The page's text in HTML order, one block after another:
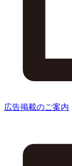
広告掲載のご案内